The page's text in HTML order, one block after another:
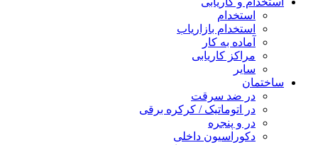
استخدام
استخدام بازاریاب
آماده به کار
مراکز کاریابی
سایر
ساختمان
در ضد سرقت
در اتوماتیک / کرکره برقی
در و پنجره
دکوراسیون داخلی